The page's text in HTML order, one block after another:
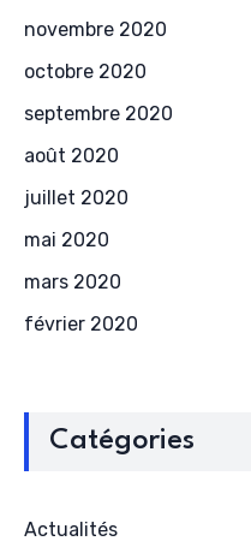
novembre 2020
octobre 2020
septembre 2020
août 2020
juillet 2020
mai 2020
mars 2020
février 2020
Catégories
Actualités